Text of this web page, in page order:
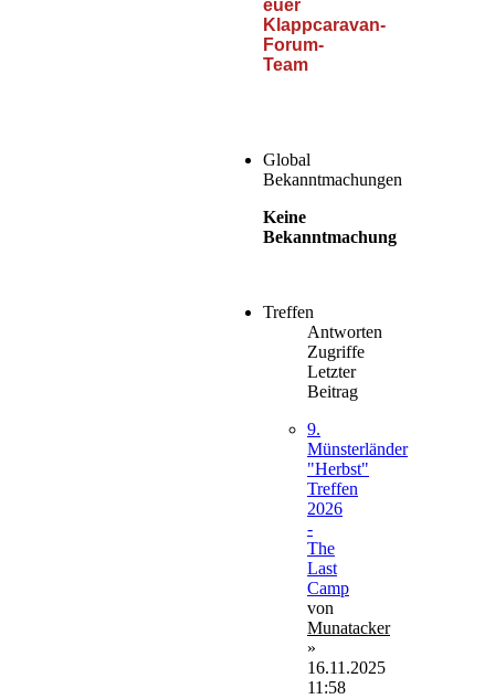
euer
Klappcaravan-
Forum-
Team
Global
Bekanntmachungen
Keine
Bekanntmachung
Treffen
Antworten
Zugriffe
Letzter
Beitrag
9.
Münsterländer
"Herbst"
Treffen
2026
-
The
Last
Camp
von
Munatacker
»
16.11.2025
11:58